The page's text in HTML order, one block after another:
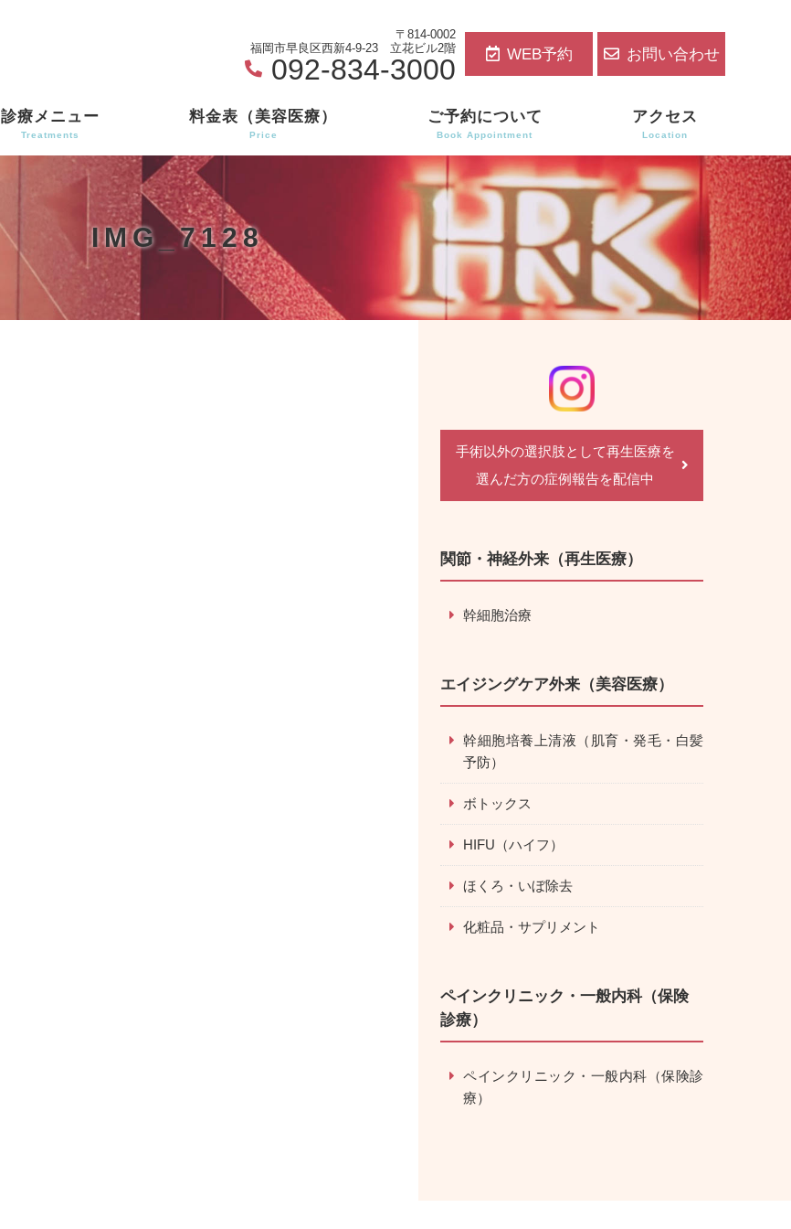
〒814-0002
福岡市早良区西新4-9-23 立花ビル2階
092-834-3000 WEB予約 お問い合わせ
診療メニュー
Treatments
料金表（美容医療）
Price
ご予約について
Book Appointment
アクセス
Location
IMG_7128
手術以外の選択肢として再生医療を
選んだ方の症例報告を配信中
関節・神経外来（再生医療）
幹細胞治療
エイジングケア外来（美容医療）
幹細胞培養上清液（肌育・発毛・白髪
予防）
ボトックス
HIFU（ハイフ）
ほくろ・いぼ除去
化粧品・サプリメント
ペインクリニック・一般内科（保険
診療）
ペインクリニック・一般内科（保険診
療）